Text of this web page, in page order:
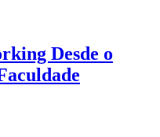
Desde o